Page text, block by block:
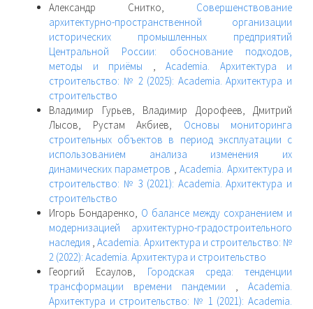
Александр Снитко, Совершенствование
архитектурно-пространственной организации
исторических промышленных предприятий
Центральной России: обоснование подходов,
методы и приёмы , Academia. Архитектура и
строительство: № 2 (2025): Academia. Архитектура и
строительство
Владимир Гурьев, Владимир Дорофеев, Дмитрий
Лысов, Рустам Акбиев, Основы мониторинга
строительных объектов в период эксплуатации с
использованием анализа изменения их
динамических параметров ,Academia. Архитектура и
строительство: № 3 (2021): Academia. Архитектура и
строительство
Игорь Бондаренко, О балансе между сохранением и
модернизацией архитектурно-градостроительного
наследия ,Academia. Архитектура и строительство: №
2 (2022): Academia. Архитектура и строительство
Георгий Есаулов, Городская среда: тенденции
трансформации времени пандемии , Academia.
Архитектура и строительство: № 1 (2021): Academia.